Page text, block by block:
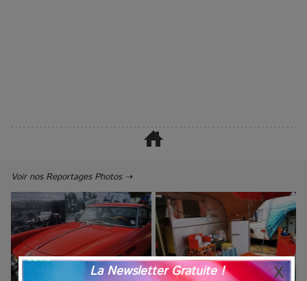
Voir nos Reportages Photos ⇢
La Newsletter Gratuite !